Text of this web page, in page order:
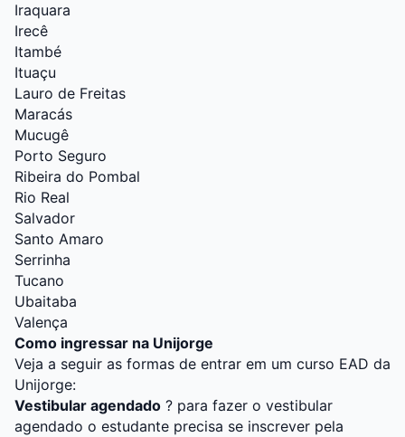
Iraquara
Irecê
Itambé
Ituaçu
Lauro de Freitas
Maracás
Mucugê
Porto Seguro
Ribeira do Pombal
Rio Real
Salvador
Santo Amaro
Serrinha
Tucano
Ubaitaba
Valença
Como ingressar na Unijorge
Veja a seguir as formas de entrar em um curso EAD da
Unijorge:
Vestibular agendado ? para fazer o vestibular
agendado o estudante precisa se inscrever pela